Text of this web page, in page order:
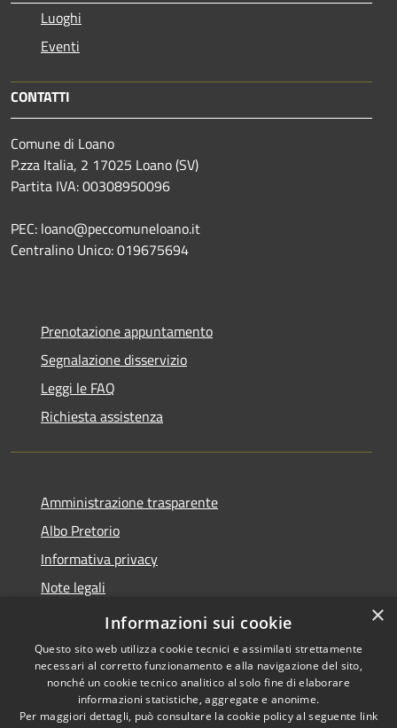
Luoghi
Eventi
CONTATTI
Comune di Loano
P.zza Italia, 2 17025 Loano (SV)
Partita IVA: 00308950096
PEC: loano@peccomuneloano.it
Centralino Unico: 019675694
Prenotazione appuntamento
Segnalazione disservizio
Leggi le FAQ
Richiesta assistenza
Amministrazione trasparente
Albo Pretorio
Informativa privacy
Note legali
Dichiarazione di accessibilità
Copyright © 2026 • Comune di
×
Informazioni sui cookie
Questo sito web utilizza cookie tecnici e assimilati strettamente
necessari al corretto funzionamento e alla navigazione del sito,
nonché un cookie tecnico analitico al solo fine di elaborare
informazioni statistiche, aggregate e anonime.
Per maggiori dettagli, può consultare la cookie policy al seguente link